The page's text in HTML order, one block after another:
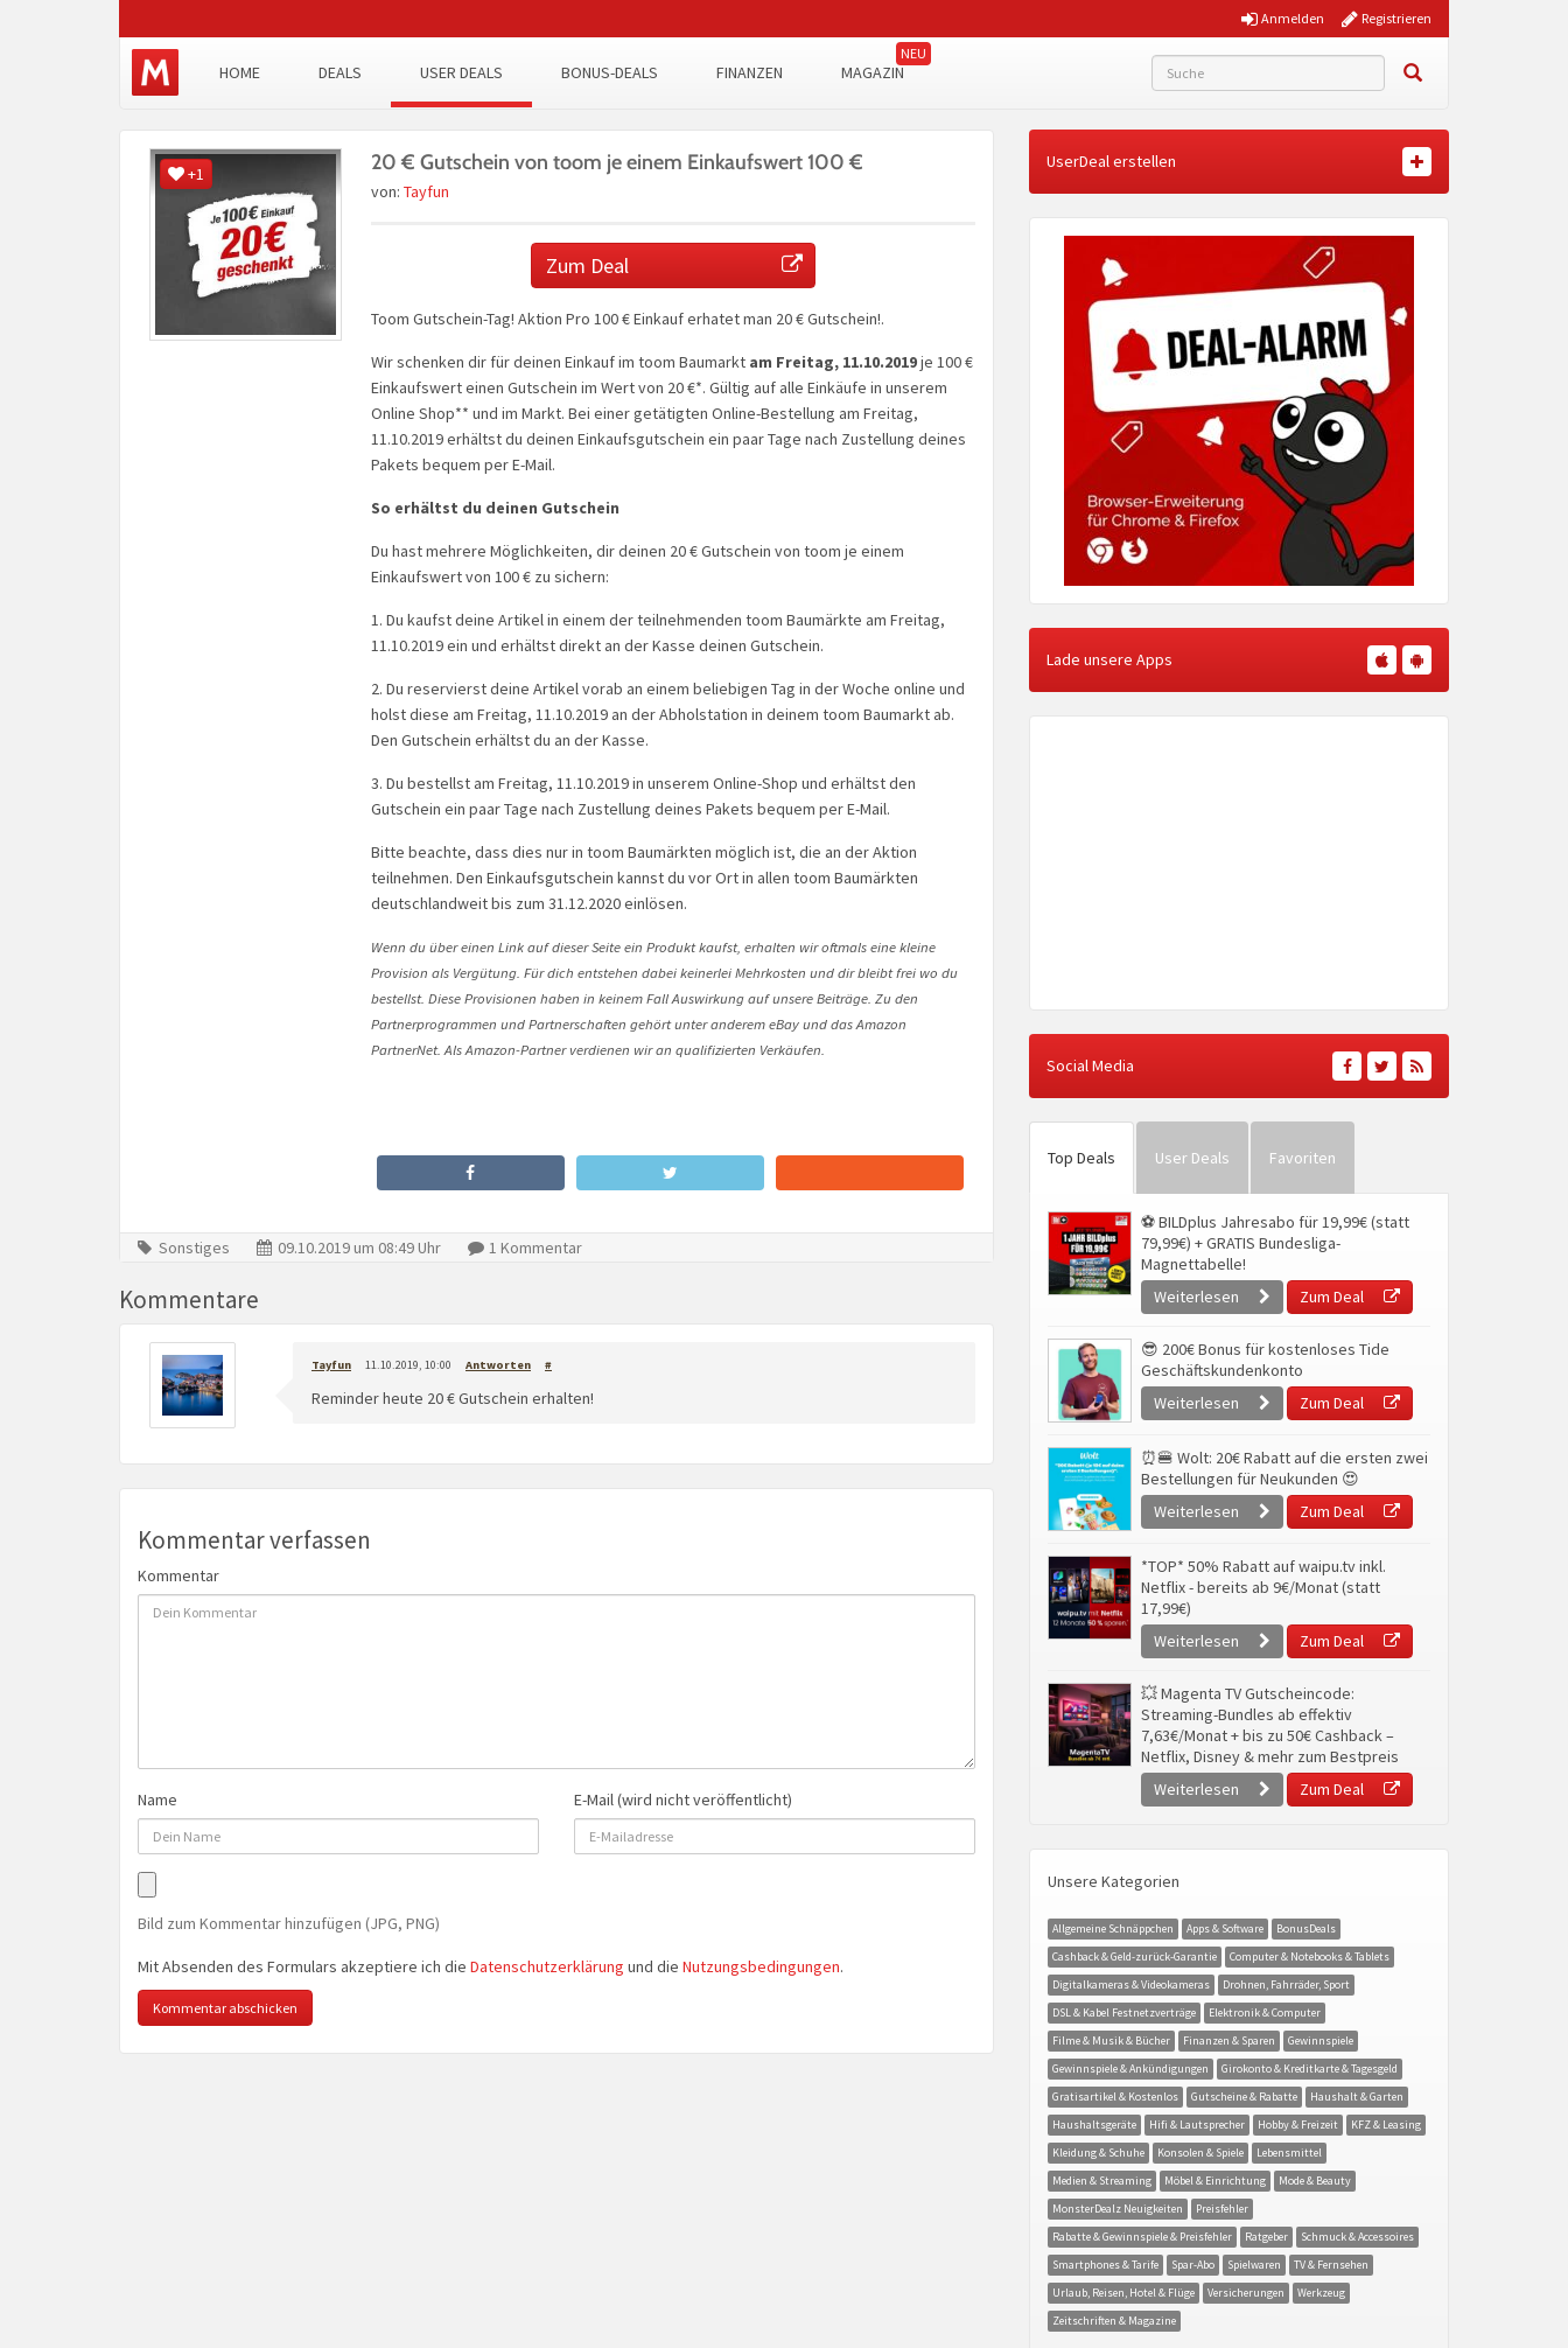
Registrieren
Anmelden
HOME DEALS USER DEALS BONUS-DEALS FINANZEN MAGAZIN
+1 20 € Gutschein von toom je einem Einkaufswert 100 €
von: Tayfun
Zum Deal
Toom Gutschein-Tag! Aktion Pro 100 € Einkauf erhatet man 20 € Gutschein!.
Wir schenken dir für deinen Einkauf im toom Baumarkt am Freitag, 11.10.2019je 100 €
Einkaufswert einen Gutschein im Wert von 20 €*. Gültig auf alle Einkäufe in unserem
Online Shop** und im Markt. Bei einer getätigten Online-Bestellung am Freitag,
11.10.2019 erhältst du deinen Einkaufsgutschein ein paar Tage nach Zustellung deines
Pakets bequem per E-Mail.
So erhältst du deinen Gutschein
Du hast mehrere Möglichkeiten, dir deinen 20 € Gutschein von toom je einem
Einkaufswert von 100 € zu sichern:
1. Du kaufst deine Artikel in einem der teilnehmenden toom Baumärkte am Freitag,
11.10.2019 ein und erhältst direkt an der Kasse deinen Gutschein.
2. Du reservierst deine Artikel vorab an einem beliebigen Tag in der Woche online und
holst diese am Freitag, 11.10.2019 an der Abholstation in deinem toom Baumarkt ab.
Den Gutschein erhältst du an der Kasse.
3. Du bestellst am Freitag, 11.10.2019 in unserem Online-Shop und erhältst den
Gutschein ein paar Tage nach Zustellung deines Pakets bequem per E-Mail.
Bitte beachte, dass dies nur in toom Baumärkten möglich ist, die an der Aktion
teilnehmen. Den Einkaufsgutschein kannst du vor Ort in allen toom Baumärkten
deutschlandweit bis zum 31.12.2020 einlösen.
Wenn du über einen Link auf dieser Seite ein Produkt kaufst, erhalten wir oftmals eine kleine
Provision als Vergütung. Für dich entstehen dabei keinerlei Mehrkosten und dir bleibt frei wo du
bestellst. Diese Provisionen haben in keinem Fall Auswirkung auf unsere Beiträge. Zu den
Partnerprogrammen und Partnerschaften gehört unter anderem eBay und das Amazon
PartnerNet. Als Amazon-Partner verdienen wir an qualifizierten Verkäufen.
Sonstiges 09.10.2019 um 08:49 Uhr 1 Kommentar
Kommentare
Tayfun 11.10.2019, 10:00 Antworten #
Reminder heute 20 € Gutschein erhalten!
Kommentar verfassen
Kommentar
Name E-Mail (wird nicht veröffentlicht)
Bild zum Kommentar hinzufügen (JPG, PNG)
Mit Absenden des Formulars akzeptiere ich die Datenschutzerklärung und die Nutzungsbedingungen.
UserDeal erstellen
Lade unsere Apps
Social Media
Top Deals User Deals Favoriten
⚽ BILDplus Jahresabo für 19,99€ (statt
79,99€) + GRATIS Bundesliga-
Magnettabelle!
Weiterlesen
Zum Deal
😎 200€ Bonus für kostenloses Tide
Geschäftskundenkonto
Weiterlesen
Zum Deal
⏰🍔 Wolt: 20€ Rabatt auf die ersten zwei
Bestellungen für Neukunden 😍
Weiterlesen
Zum Deal
*TOP* 50% Rabatt auf waipu.tv inkl.
Netflix - bereits ab 9€/Monat (statt
17,99€)
Weiterlesen
Zum Deal
💥 Magenta TV Gutscheincode:
Streaming-Bundles ab effektiv
7,63€/Monat + bis zu 50€ Cashback –
Netflix, Disney & mehr zum Bestpreis
Weiterlesen
Zum Deal
Unsere Kategorien
Allgemeine Schnäppchen Apps & Software
BonusDeals
Cashback & Geld-zurück-Garantie
Computer & Notebooks & Tablets
Digitalkameras & Videokameras
Drohnen, Fahrräder, Sport
DSL & Kabel Festnetzverträge
Elektronik & Computer
Filme & Musik & Bücher
Finanzen & Sparen
Gewinnspiele
Gewinnspiele & Ankündigungen
Girokonto & Kreditkarte & Tagesgeld
Gratisartikel & Kostenlos
Gutscheine & Rabatte
Haushalt & Garten
Haushaltsgeräte
Hifi & Lautsprecher Hobby & Freizeit
KFZ & Leasing
Kleidung & Schuhe
Konsolen & Spiele
Lebensmittel
Medien & Streaming
Möbel & Einrichtung
Mode & Beauty
MonsterDealz Neuigkeiten
Preisfehler
Rabatte & Gewinnspiele & Preisfehler
Ratgeber
Schmuck & Accessoires
Smartphones & Tarife
Spar-Abo Spielwaren
TV & Fernsehen
Urlaub, Reisen, Hotel & Flüge
Versicherungen
Werkzeug
Zeitschriften & Magazine